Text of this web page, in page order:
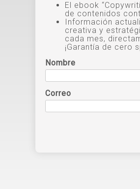
El ebook
de contenidos
Información
creativa y
cada mes,
¡Garantía de cero
Nombre
Correo